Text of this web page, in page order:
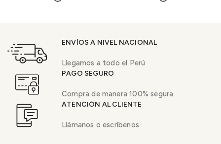
ENVÍOS A NIVEL NACIONAL
Llegamos a todo el Perú
PAGO SEGURO
Compra de manera 100% segura
ATENCIÓN AL CLIENTE
Llámanos o escríbenos